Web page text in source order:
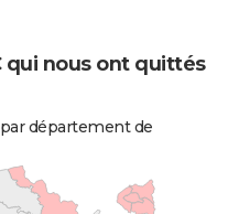
qui nous ont quittés
département de